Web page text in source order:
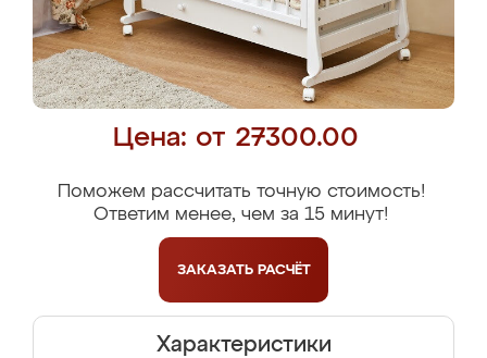
Цена: от 27300.00
Поможем рассчитать точную стоимость!
Ответим менее, чем за 15 минут!
ЗАКАЗАТЬ РАСЧЁТ
Характеристики